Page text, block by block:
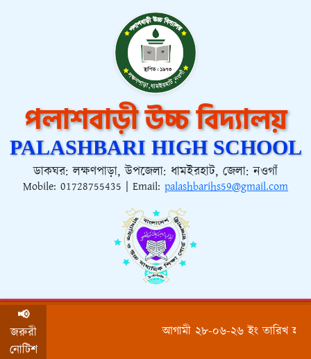
পলাশবাড়ী উচ্চ বিদ্যালয়
PALASHBARI HIGH SCHOOL
ডাকঘর: লক্ষণপাড়া, উপজেলা: ধামইরহাট, জেলা: নওগাঁ
Mobile: 01728755435 | Email: palashbarihs59@gmail.com
📢
জরুরী
নোটিশ
আগামী ২৮-০৬-২৬ ইং তারিখ হতে